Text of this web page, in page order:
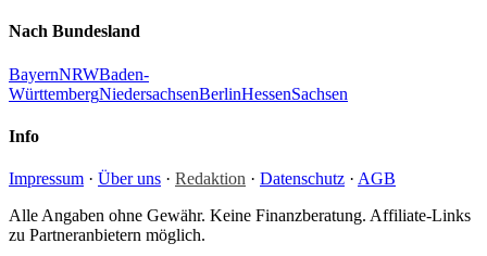
Nach Bundesland
BayernNRWBaden-
WürttembergNiedersachsenBerlinHessenSachsen
Info
Impressum · Über uns · Redaktion · Datenschutz · AGB
Alle Angaben ohne Gewähr. Keine Finanzberatung. Affiliate-Links
zu Partneranbietern möglich.